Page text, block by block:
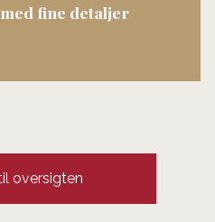
fine detaljer
oversigten